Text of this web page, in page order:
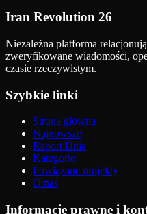
Iran Revolution 26
Niezależna platforma
zweryfikowane wiadomości,
czasie rzeczywistym.
Szybkie linki
Strona główna
Najnowsze
Raport Dnia
Kategorie
Powiązane projekty
O nas
Informacje prawne i